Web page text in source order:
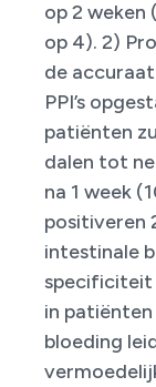
op 2 weken
op 4). 2)
de
PPI’s
patiënten
dalen tot
na 1 week
positiveren
intestinale
specificiteit
in
bloeding